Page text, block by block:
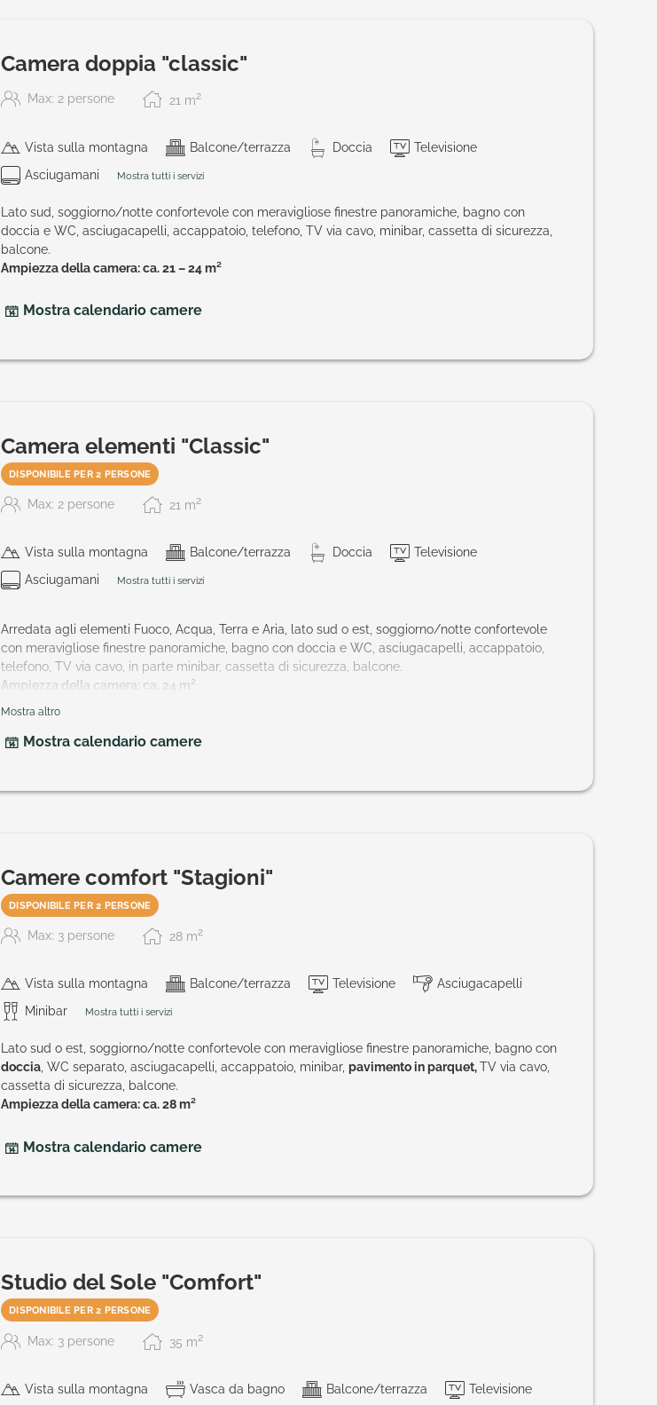
Camera doppia "classic"
Max: 2 persone 21 m2
Vista sulla montagna Balcone/terrazza Doccia
Televisione
Asciugamani
Mostra tutti i servizi
Lato sud, soggiorno/notte confortevole con meravigliose finestre panoramiche, bagno con
doccia e WC, asciugacapelli, accappatoio, telefono, TV via cavo, minibar, cassetta di sicurezza,
balcone.
Ampiezza della camera: ca. 21 – 24 m²
Mostra calendario camere
Camera elementi "Classic"
DISPONIBILE PER 2 PERSONE
Max: 2 persone 21 m2
Vista sulla montagna Balcone/terrazza Doccia
Televisione
Asciugamani
Mostra tutti i servizi
Arredata agli elementi Fuoco, Acqua, Terra e Aria, lato sud o est, soggiorno/notte confortevole
con meravigliose finestre panoramiche, bagno con doccia e WC, asciugacapelli, accappatoio,
telefono, TV via cavo, in parte minibar, cassetta di sicurezza, balcone.
Ampiezza della camera: ca. 24 m²
Vogliono un
Mostra altro
Mostra calendario camere
Camere comfort "Stagioni"
DISPONIBILE PER 2 PERSONE
Max: 3 persone 28 m2
Vista sulla montagna Balcone/terrazza Televisione
Asciugacapelli
Minibar
Mostra tutti i servizi
Lato sud o est, soggiorno/notte confortevole con meravigliose finestre panoramiche, bagno con
doccia, WC separato, asciugacapelli, accappatoio, minibar, pavimento in parquet,TV via cavo,
cassetta di sicurezza, balcone.
Ampiezza della camera: ca. 28 m²
Mostra calendario camere
Studio del Sole "Comfort"
DISPONIBILE PER 2 PERSONE
Max: 3 persone 35 m2
Vista sulla montagna Vasca da bagno Balcone/terrazza Televisione